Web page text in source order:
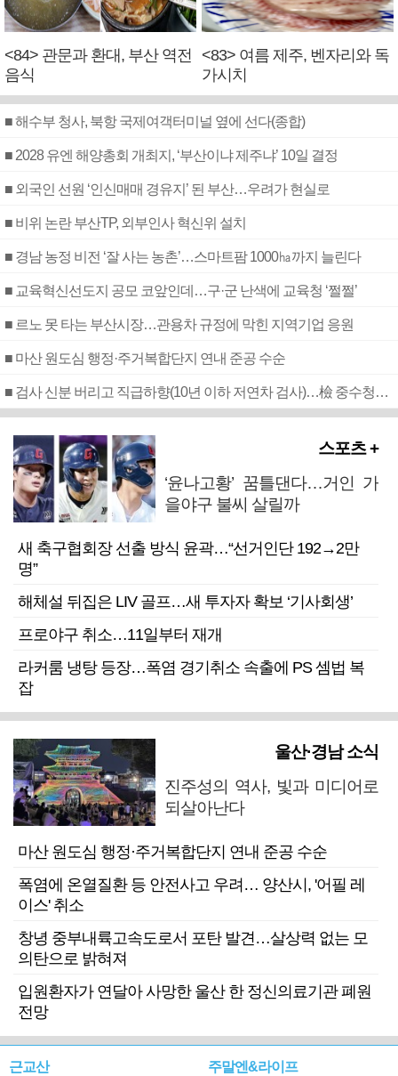
<84> 관문과 환대, 부산 역전
음식
<83> 여름 제주, 벤자리와 독
가시치
■ 해수부 청사, 북항 국제여객터미널 옆에 선다(종합)
■ 2028 유엔 해양총회 개최지, ‘부산이냐 제주냐’ 10일 결정
■ 외국인 선원 ‘인신매매 경유지’ 된 부산…우려가 현실로
■ 비위 논란 부산TP, 외부인사 혁신위 설치
■ 경남 농정 비전 ‘잘 사는 농촌’…스마트팜 1000㏊까지 늘린다
■ 교육혁신선도지 공모 코앞인데…구·군 난색에 교육청 ‘쩔쩔’
■ 르노 못 타는 부산시장…관용차 규정에 막힌 지역기업 응원
■ 마산 원도심 행정·주거복합단지 연내 준공 수순
■ 검사 신분 버리고 직급하향(10년 이하 저연차 검사)…檢 중수청행 기피
스포츠 +
‘윤나고황’ 꿈틀댄다…거인 가
을야구 불씨 살릴까
새 축구협회장 선출 방식 윤곽…“선거인단 192→2만
명”
해체설 뒤집은 LIV 골프…새 투자자 확보 ‘기사회생’
프로야구 취소…11일부터 재개
라커룸 냉탕 등장…폭염 경기취소 속출에 PS 셈법 복
잡
울산·경남 소식
진주성의 역사, 빛과 미디어로
되살아난다
마산 원도심 행정·주거복합단지 연내 준공 수순
폭염에 온열질환 등 안전사고 우려… 양산시, '어필 레
이스' 취소
창녕 중부내륙고속도로서 포탄 발견…살상력 없는 모
의탄으로 밝혀져
입원환자가 연달아 사망한 울산 한 정신의료기관 폐원
전망
근교산 주말엔&라이프